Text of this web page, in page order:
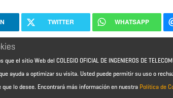
TWITTER WHATSAPP
el sitio Web del COLEGIO OFICIAL DE INGENIEROS DE
ayuda a optimizar su visita. Usted puede permitir su uso o
lo desee. Encontrará más información en nuestra Política de